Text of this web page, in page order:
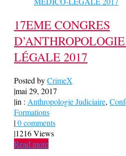
17EME CONGRES
LÉGALE 2017
Posted byCrimeX
|mai 29, 2017
|in : Anthropologie Judiciaire,
Formations
|0 comments
|1216 Views
Read more